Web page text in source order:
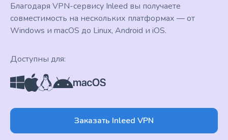
Благодаря VPN-сервису Inleed вы получаете
совместимость на нескольких платформах — от
Windows и macOS до Linux, Android и iOS.
Доступны для:
Заказать Inleed VPN